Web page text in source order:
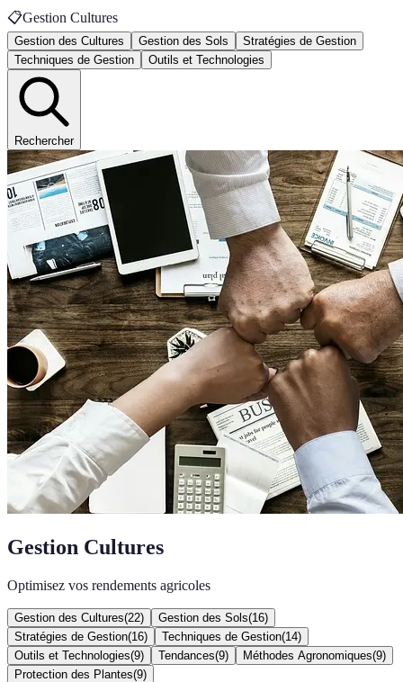
📋Gestion Cultures
Gestion des Cultures Gestion des Sols
Stratégies de Gestion
Techniques de Gestion
Outils et Technologies
Rechercher
Gestion Cultures
Optimisez vos rendements agricoles
Gestion des Cultures(22) Gestion des Sols(16)
Stratégies de Gestion(16) Techniques de Gestion(14)
Outils et Technologies(9) Tendances(9) Méthodes Agronomiques(9)
Protection des Plantes(9)